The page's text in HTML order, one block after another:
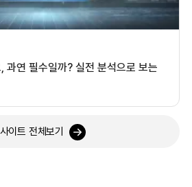
과연 필수일까? 실전 분석으로 보는
이트 전체보기